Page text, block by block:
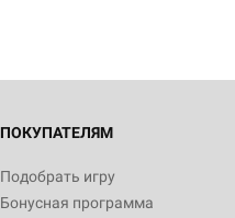
ПОКУПАТЕЛЯМ
Подобрать игру
Бонусная программа